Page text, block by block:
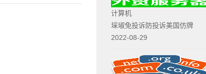
计算机
埰埱免投诉防投诉美国仿牌
2022-08-29